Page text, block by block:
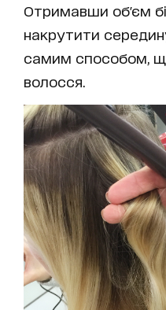
Отримавши об'єм
накрутити
самим способом,
волосся.